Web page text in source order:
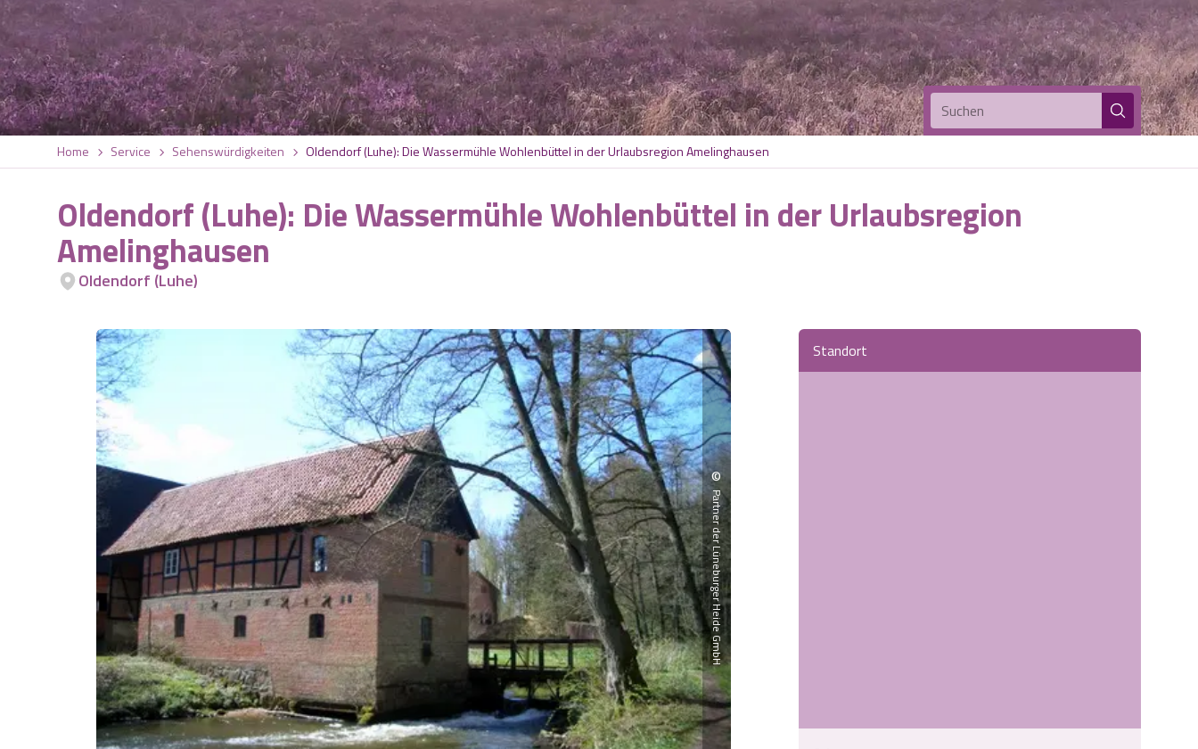
Suchen
Home Service Sehenswürdigkeiten Oldendorf (Luhe): Die Wassermühle Wohlenbüttel in der Urlaubsregion Amelinghausen
Oldendorf (Luhe): Die Wassermühle Wohlenbüttel in der Urlaubsregion
Amelinghausen
Oldendorf (Luhe)
©
Partner der Lüneburger Heide GmbH
Standort